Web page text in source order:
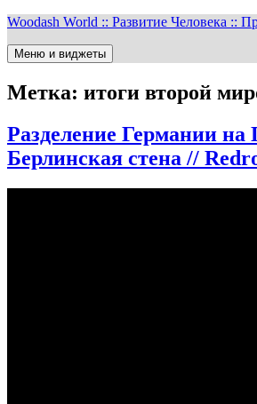
Перейти
содержимому
Woodash World :: Развитие Человека ::
Меню и виджеты
Метка: итоги второй
Разделение Германии
Берлинская стена //